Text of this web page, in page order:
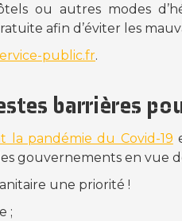
ou autres modes
afin d’éviter les
public.fr.
barrières
la pandémie du Covid-19
gouvernements en vue
une priorité !
;